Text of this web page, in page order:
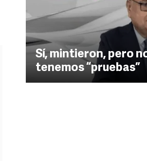
Sí, mintieron, pero
tenemos “pruebas”